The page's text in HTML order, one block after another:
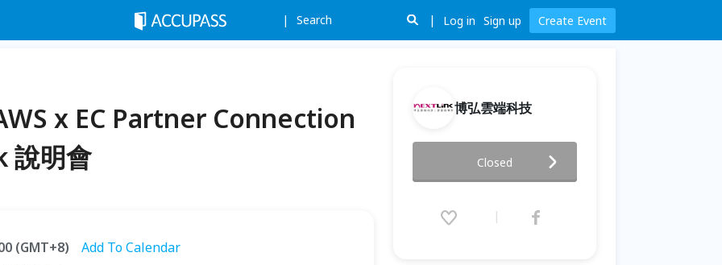
Search Log in Sign up Create Event
x EC Partner Connection
說明會
(GMT+8)
Add To Calendar
博弘雲端科技
Partner Connection 10/20(四)
Nextlink 說明會
(GMT+8)
Closed